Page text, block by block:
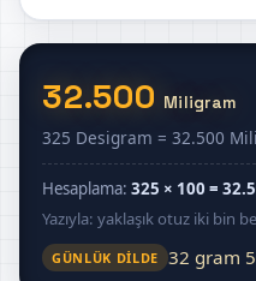
32.500 Miligram
325 Desigram = 32.500
Hesaplama:325 × 100 =
Yazıyla: yaklaşık otuz iki bin
GÜNLÜK DILDE 32 gram